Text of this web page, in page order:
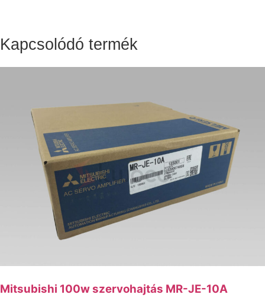
Kapcsolódó termék
Mitsubishi 100w szervohajtás MR-JE-10A